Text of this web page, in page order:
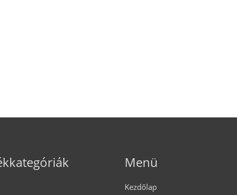
Menü
Kezdőlap